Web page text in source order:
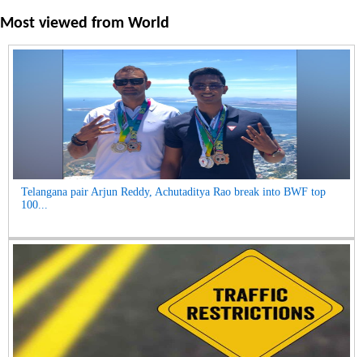
Most viewed from World
Telangana pair Arjun Reddy, Achutaditya Rao break into BWF top
100...